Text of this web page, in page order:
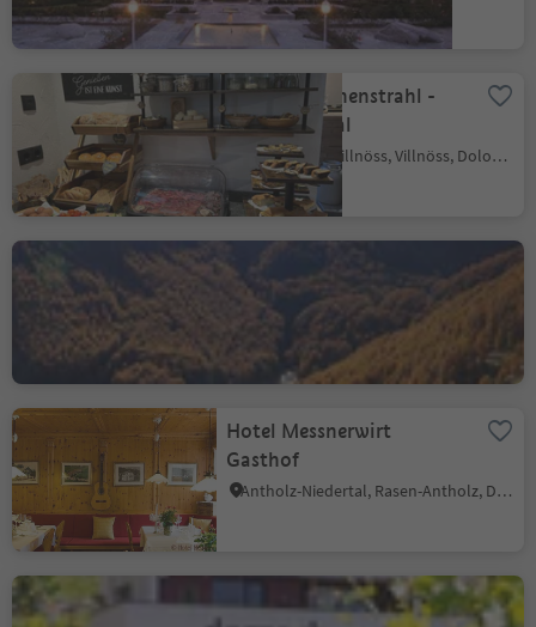
Hofcafé Sonnenstrahl -
Genuss im Tal
St. Valentin - Villnöss, Villnöss, Dolomitenregion Lüsen Villnöss
Finailhof
Vernagt, Schnals, Vinschgau
Hotel Messnerwirt
Gasthof
Antholz-Niedertal, Rasen-Antholz, Dolomitenregion Kronplatz
Bio Buschenschank